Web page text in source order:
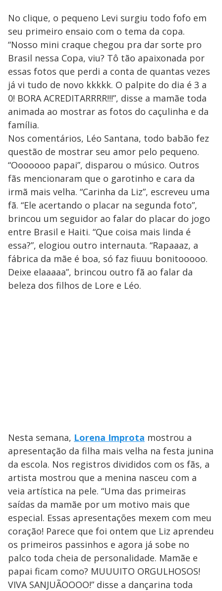
No clique, o pequeno Levi surgiu todo fofo em
seu primeiro ensaio com o tema da copa.
“Nosso mini craque chegou pra dar sorte pro
Brasil nessa Copa, viu? Tô tão apaixonada por
essas fotos que perdi a conta de quantas vezes
já vi tudo de novo kkkkk. O palpite do dia é 3 a
0! BORA ACREDITARRRR!!!”, disse a mamãe toda
animada ao mostrar as fotos do caçulinha e da
família.
Nos comentários, Léo Santana, todo babão fez
questão de mostrar seu amor pelo pequeno.
“Ooooooo papai”, disparou o músico. Outros
fãs mencionaram que o garotinho e cara da
irmã mais velha. “Carinha da Liz”, escreveu uma
fã. “Ele acertando o placar na segunda foto”,
brincou um seguidor ao falar do placar do jogo
entre Brasil e Haiti. “Que coisa mais linda é
essa?”, elogiou outro internauta. “Rapaaaz, a
fábrica da mãe é boa, só faz fiuuu bonitooooo.
Deixe elaaaaa”, brincou outro fã ao falar da
beleza dos filhos de Lore e Léo.
Nesta semana, Lorena Improta mostrou a
apresentação da filha mais velha na festa junina
da escola. Nos registros divididos com os fãs, a
artista mostrou que a menina nasceu com a
veia artística na pele. “Uma das primeiras
saídas da mamãe por um motivo mais que
especial. Essas apresentações mexem com meu
coração! Parece que foi ontem que Liz aprendeu
os primeiros passinhos e agora já sobe no
palco toda cheia de personalidade. Mamãe e
papai ficam como? MUUUITO ORGULHOSOS!
VIVA SANJUÃOOOO!” disse a dançarina toda